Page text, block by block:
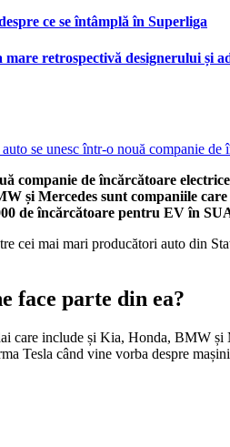
ce se întâmplă în Superliga
retrospectivă designerului și
companie de încărcătoare
și Mercedes sunt companiile
de încărcătoare pentru EV în
cei mai mari producători auto din
face parte din ea?
care include și Kia, Honda, BMW și
Tesla când vine vorba despre